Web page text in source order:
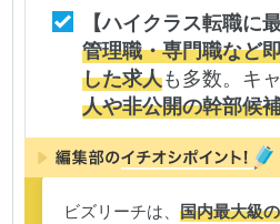
【ハイクラス転職に
管理職・専門職など
した求人も多数。キ
人や非公開の幹部候
ビズリーチは、国内最大級